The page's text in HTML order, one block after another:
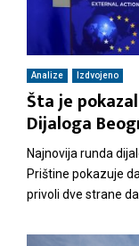
Analize Izdvojeno
Šta je
Dijaloga
Najnovija runda
Prištine pokazuje
privoli dve strane